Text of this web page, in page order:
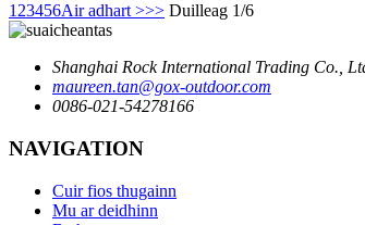
123456Air adhart >>> Duilleag 1/6
Shanghai Rock International Trading Co.,
maureen.tan@gox-outdoor.com
0086-021-54278166
NAVIGATION
Cuir fios thugainn
Mu ar deidhinn